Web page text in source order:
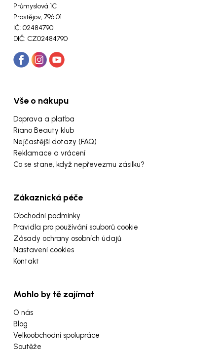
Průmyslová 1C
Prostějov, 796 01
IČ: 02484790
DIČ: CZ02484790
Vše o nákupu
Doprava a platba
Riano Beauty klub
Nejčastější dotazy (FAQ)
Reklamace a vrácení
Co se stane, když nepřevezmu zásilku?
Zákaznická péče
Obchodní podmínky
Pravidla pro používání souborů cookie
Zásady ochrany osobních údajů
Nastavení cookies
Kontakt
Mohlo by tě zajímat
O nás
Blog
Velkoobchodní spolupráce
Soutěže